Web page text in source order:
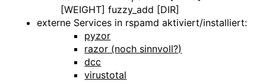
[WEIGHT] fuzzy_add [DIR]
externe Services in rspamd aktiviert/installiert:
pyzor
razor (noch sinnvoll?)
dcc
virustotal